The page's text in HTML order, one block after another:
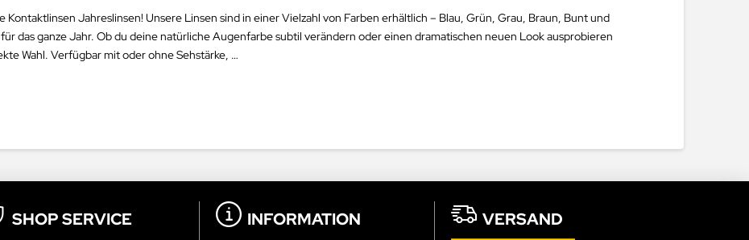
Jahreslinsen! Unsere Linsen sind in einer Vielzahl von Farben erhältlich – Blau, Grün, Grau, Braun, Bunt und
das ganze Jahr. Ob du deine natürliche Augenfarbe subtil verändern oder einen dramatischen neuen Look ausprobieren
Wahl. Verfügbar mit oder ohne Sehstärke, …
SHOP SERVICE INFORMATION VERSAND